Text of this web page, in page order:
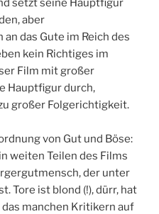
setzt seine Hauptfigur
aber
das Gute im Reich des
kein Richtiges im
Film mit großer
Hauptfigur durch,
großer Folgerichtigkeit.
von Gut und Böse:
weiten Teilen des Films
der unter
Tore ist blond (!), dürr, hat
das manchen Kritikern auf